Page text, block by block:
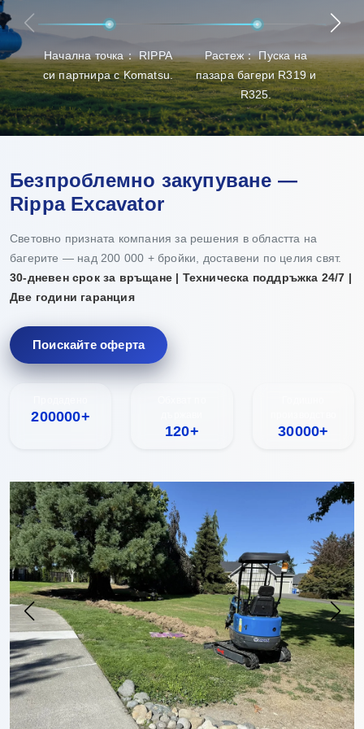
най-добрия опит при избора на продукти, доставката и
поддръжката.
Начална точка： RIPPA
си партнира с Komatsu.
Растеж： Пуска на
пазара багери R319 и
R325.
Безпроблемно закупуване —
Rippa Excavator
Световно призната компания за решения в областта на
багерите — над 200 000 + бройки, доставени по целия свят.
30-дневен срок за връщане | Техническа поддръжка 24/7 |
Две години гаранция
Поискайте оферта
200000+
120+ 30000+